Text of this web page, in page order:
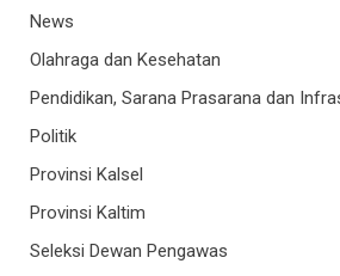
News
Olahraga dan Kesehatan
Pendidikan, Sarana Prasarana dan
Politik
Provinsi Kalsel
Provinsi Kaltim
Seleksi Dewan Pengawas